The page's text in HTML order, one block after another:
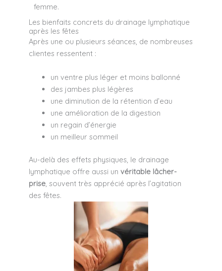
femme.
Les bienfaits concrets du drainage lymphatique
après les fêtes
Après une ou plusieurs séances, de nombreuses
clientes ressentent :
un ventre plus léger et moins ballonné
des jambes plus légères
une diminution de la rétention d’eau
une amélioration de la digestion
un regain d’énergie
un meilleur sommeil
Au-delà des effets physiques, le drainage
lymphatique offre aussi un véritable lâcher-
prise, souvent très apprécié après l’agitation
des fêtes.